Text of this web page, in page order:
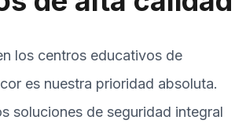
los centros educativos de
es nuestra prioridad absoluta.
soluciones de seguridad integral